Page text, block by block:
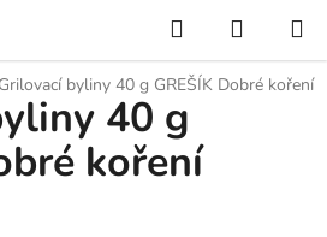
Hledat
KOŠÍK
Grilovací byliny 40 g GREŠÍK Dobré koření
40 g
koření